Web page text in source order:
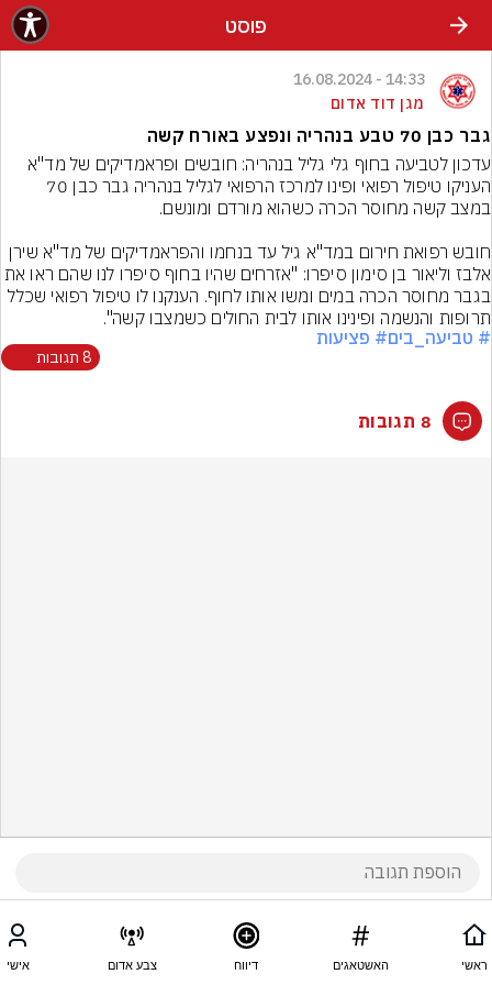
פוסט
14:33 - 16.08.2024
מגן דוד אדום
גבר כבן 70 טבע בנהריה ונפצע באורח קשה
בגבר מחוסר הכרה במים ומשו אותו לחוף. הענקנו לו טיפול רפואי שכלל
תרופות והנשמה ופינינו אותו לבית החולים כשמצבו קשה".
# טביעה_בים# פציעות
8 תגובות
8 תגובות
ראשי האשטאגים דיווח צבע אדום אישי